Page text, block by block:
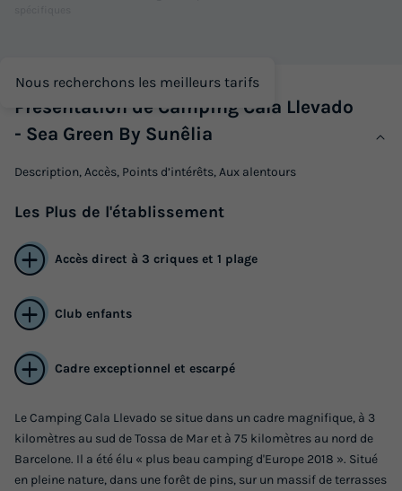
CHALET 2 personnes - Classic 1 chambre sans sanitaire
du01/10/2026au08/10/2026
Modifier les dates
222,30 €
Voir les logements
CHALET 2 personnes - Chalet Gaviota
Nous recherchons les meilleurs tarifs
Présentation de Camping Cala Llevado
- Sea Green By Sunêlia
Description, Accès, Points d’intérêts, Aux alentours
Les Plus de l'établissement
Accès direct à 3 criques et 1 plage
Club enfants
Cadre exceptionnel et escarpé
Le Camping Cala Llevado se situe dans un cadre magnifique, à 3
kilomètres au sud de Tossa de Mar et à 75 kilomètres au nord de
Barcelone. Il a été élu « plus beau camping d'Europe 2018 ». Situé
en pleine nature, dans une forêt de pins, sur un massif de terrasses